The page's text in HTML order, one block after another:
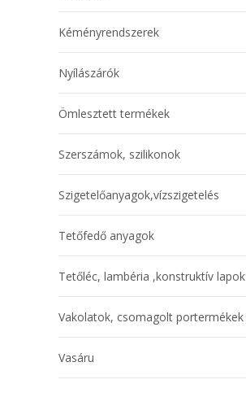
Kéményrendszerek
Nyílászárók
Ömlesztett termékek
Szerszámok, szilikonok
Szigetelőanyagok,vízszigetelés
Tetőfedő anyagok
Tetőléc, lambéria ,konstruktív lapok
Vakolatok, csomagolt portermékek
Vasáru